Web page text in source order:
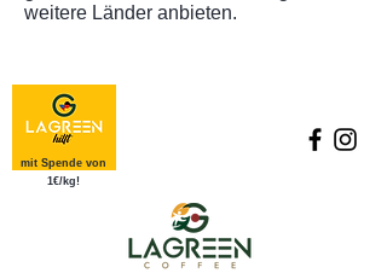
weitere Länder anbieten.
mit Spende von
1€/kg!